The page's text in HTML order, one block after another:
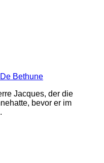
Bethune
Jacques, der die
bevor er im